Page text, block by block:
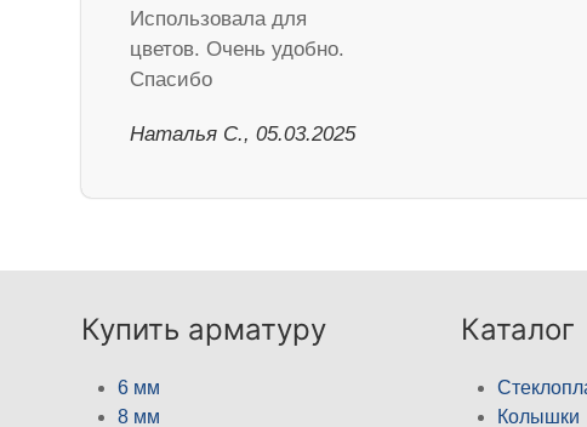
Использовала для
цветов. Очень удобно.
Спасибо
Наталья С., 05.03.2025
Купить арматуру
6 мм
8 мм
Каталог
Колышки